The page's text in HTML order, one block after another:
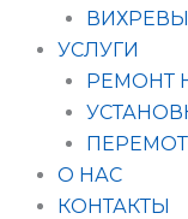
УСЛУГИ
РЕМОНТ
О НАС
КОНТАКТЫ